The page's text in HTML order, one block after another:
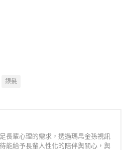
銀髮
長輩心理的需求，透過瑪帛金孫視訊
能給予長輩人性化的陪伴與關心，與